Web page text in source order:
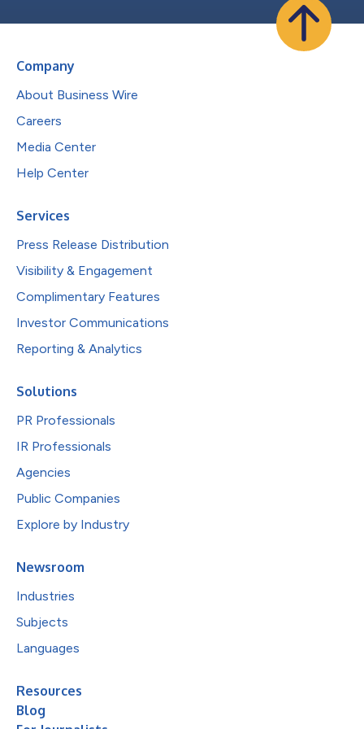
Company
About Business Wire
Careers
Media Center
Help Center
Services
Press Release Distribution
Visibility & Engagement
Complimentary Features
Investor Communications
Reporting & Analytics
Solutions
PR Professionals
IR Professionals
Agencies
Public Companies
Explore by Industry
Newsroom
Industries
Subjects
Languages
Resources
Blog